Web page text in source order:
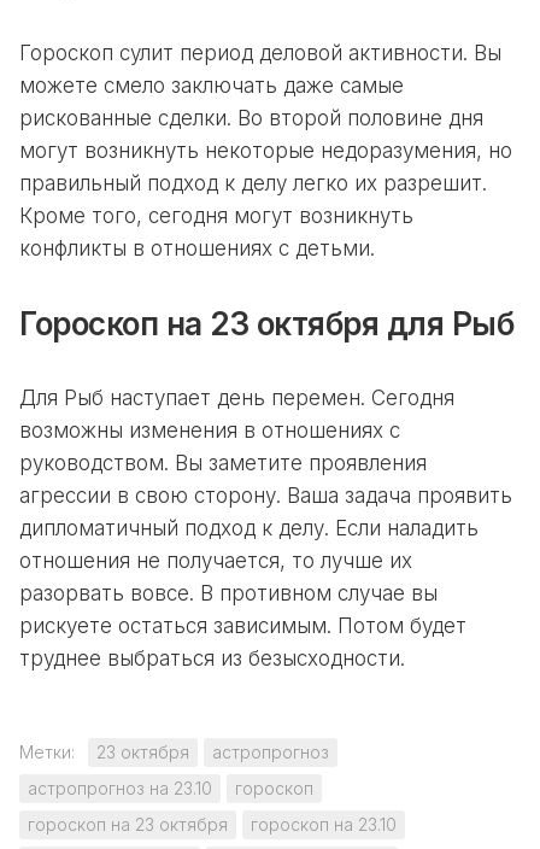
Гороскоп сулит период деловой активности. Вы
можете смело заключать даже самые
рискованные сделки. Во второй половине дня
могут возникнуть некоторые недоразумения, но
правильный подход к делу легко их разрешит.
Кроме того, сегодня могут возникнуть
конфликты в отношениях с детьми.
Гороскоп на 23 октября для Рыб
Для Рыб наступает день перемен. Сегодня
возможны изменения в отношениях с
руководством. Вы заметите проявления
агрессии в свою сторону. Ваша задача проявить
дипломатичный подход к делу. Если наладить
отношения не получается, то лучше их
разорвать вовсе. В противном случае вы
рискуете остаться зависимым. Потом будет
труднее выбраться из безысходности.
Метки: 23 октября
астропрогноз
астропрогноз на 23.10
гороскоп
гороскоп на 23 октября
гороскоп на 23.10